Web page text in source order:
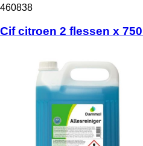
460838
Cif citroen 2 flessen x 750